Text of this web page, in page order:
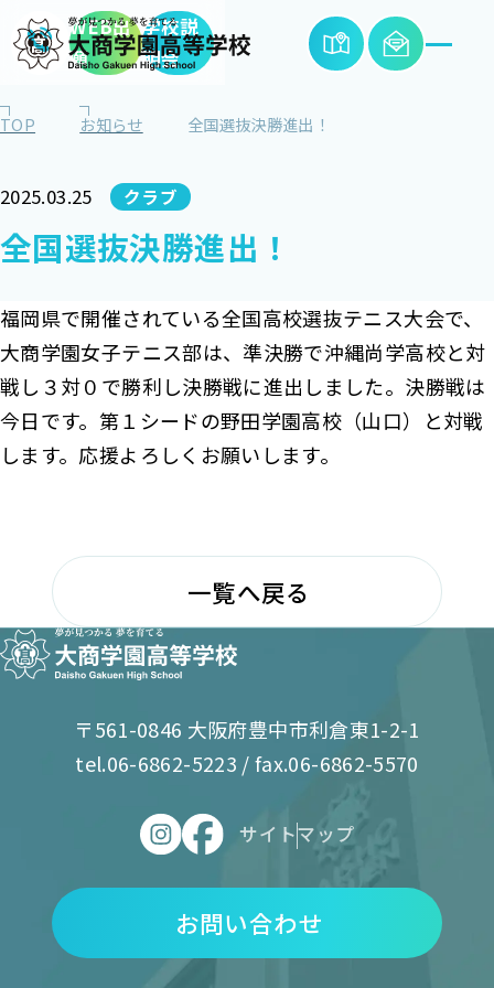
WEB出
願
学校説
明会
TOP お知らせ 全国選抜決勝進出！
2025.03.25 クラブ
全国選抜決勝進出！
福岡県で開催されている全国高校選抜テニス大会で、
大商学園女子テニス部は、準決勝で沖縄尚学高校と対
戦し３対０で勝利し決勝戦に進出しました。決勝戦は
今日です。第１シードの野田学園高校（山口）と対戦
します。応援よろしくお願いします。
一覧へ戻る
〒561-0846 大阪府豊中市利倉東1-2-1
tel.06-6862-5223 / fax.06-6862-5570
サイトマップ
お問い合わせ